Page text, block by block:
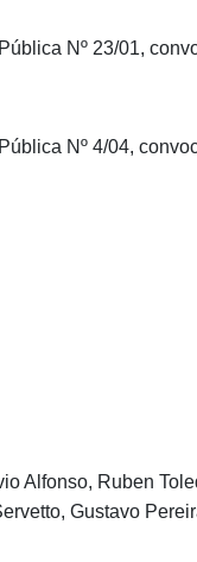
Nº 23/01,
Nº 4/04,
Alfonso, Ruben
Gustavo